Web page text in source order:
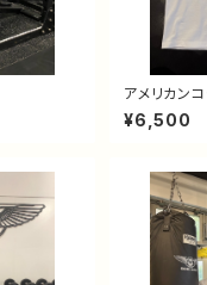
¥6,500